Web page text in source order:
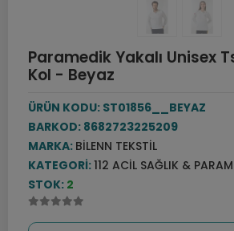
Paramedik Yakalı Unisex
Kol - Beyaz
ÜRÜN KODU: ST01856__BEYAZ
BARKOD: 8682723225209
MARKA: BILENN TEKSTIL
KATEGORI:112 ACIL SAĞLIK &
STOK: 2